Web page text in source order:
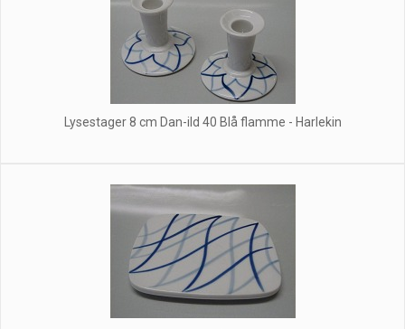
Lysestager 8 cm Dan-ild 40 Blå flamme - Harlekin